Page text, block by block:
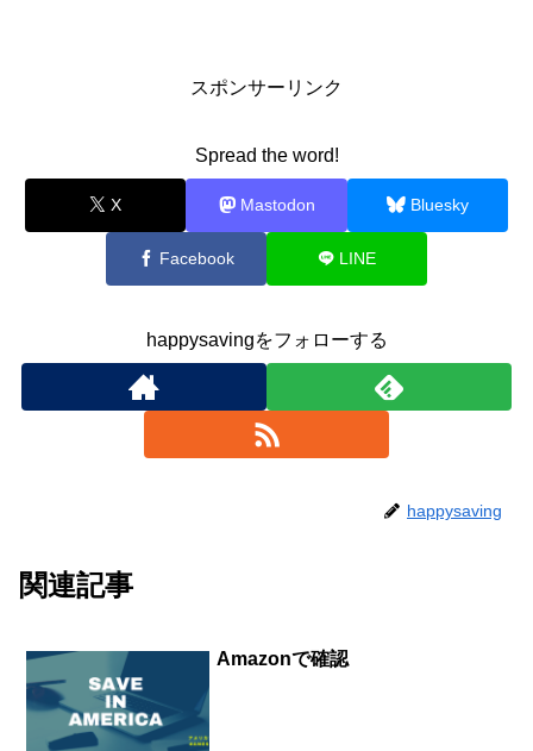
スポンサーリンク
Spread the word!
X Mastodon Bluesky
Facebook LINE
happysavingをフォローする
happysaving
関連記事
Amazonで確認